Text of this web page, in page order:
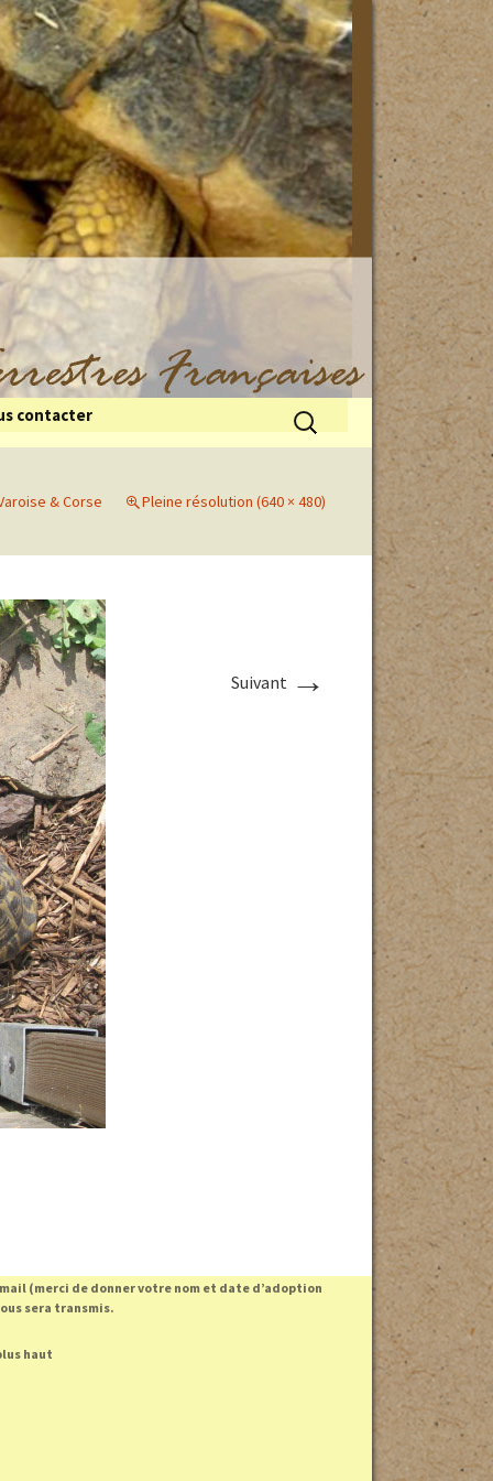
du froid
en cas
parcs
EN
Photos des pontes
contacter Rechercher :
& Corse Pleine résolution (640 × 480)
Suivant →
(merci de donner votre nom et date d’adoption
sera transmis.
haut